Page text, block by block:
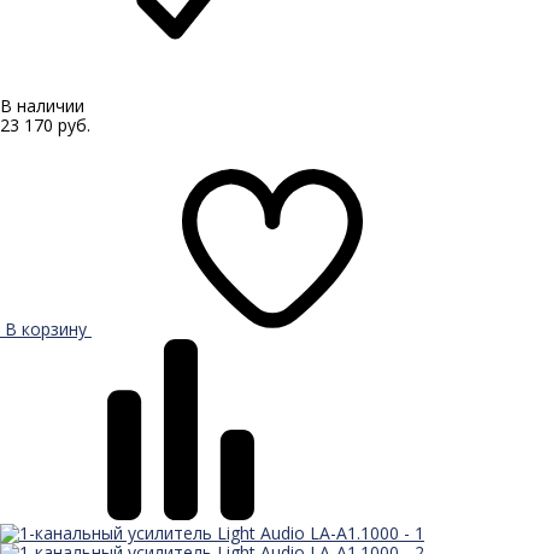
В наличии
23 170 руб.
В корзину